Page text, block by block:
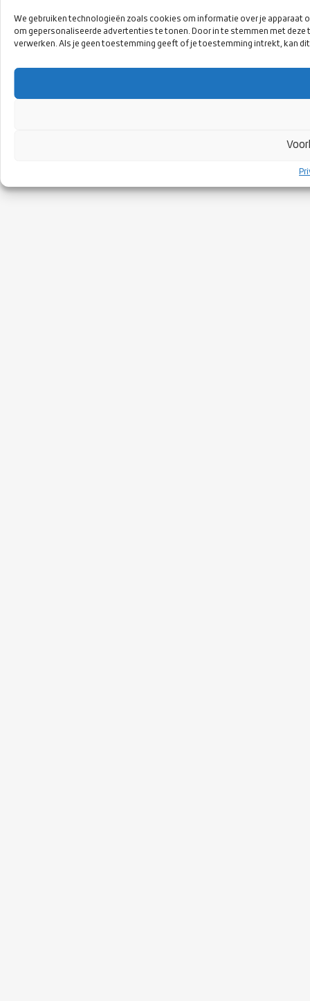
We gebruiken technologieën zoals cookies om informatie over je apparaat
om gepersonaliseerde advertenties te tonen. Door in te stemmen met
verwerken. Als je geen toestemming geeft of je toestemming intrekt, kan